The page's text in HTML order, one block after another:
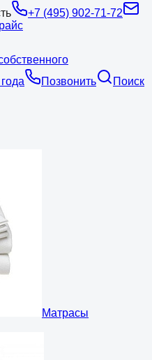
+7 (495) 902-71-72
Позвонить
Поиск
Матрасы